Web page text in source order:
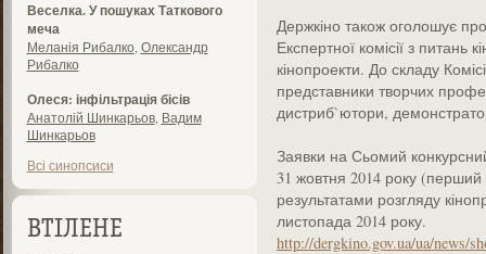
Веселка. У пошуках Таткового
меча
Меланія Рибалко Олександр
Рибалко
Олеся: інфільтрація бісів
Анатолій Шинкарьов, Вадим
Шинкарьов
Всі синопсиси
ВТІЛЕНЕ
Держкіно також оголошує
Експертної комісії з питань
кінопроекти. До складу
представники творчих
дистриб`ютори,
Заявки на Сьомий
31 жовтня 2014 року (перший
результатами розгляду
листопада 2014 року.
http://dergkino.gov.ua/ua/news/